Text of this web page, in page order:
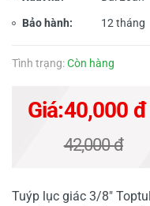
Bảo hành: 12 tháng
Tình trạng:Còn hàng
Giá:40,000 đ
42,000 đ
Tuýp lục giác 3/8"